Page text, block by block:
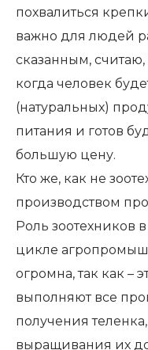
похвалиться
важно для людей
сказанным,
когда человек
(натуральных)
питания и готов
большую цену.
Кто же, как не
производством
Роль зоотехников
цикле
огромна, так как –
выполняют все
получения
выращивания их до